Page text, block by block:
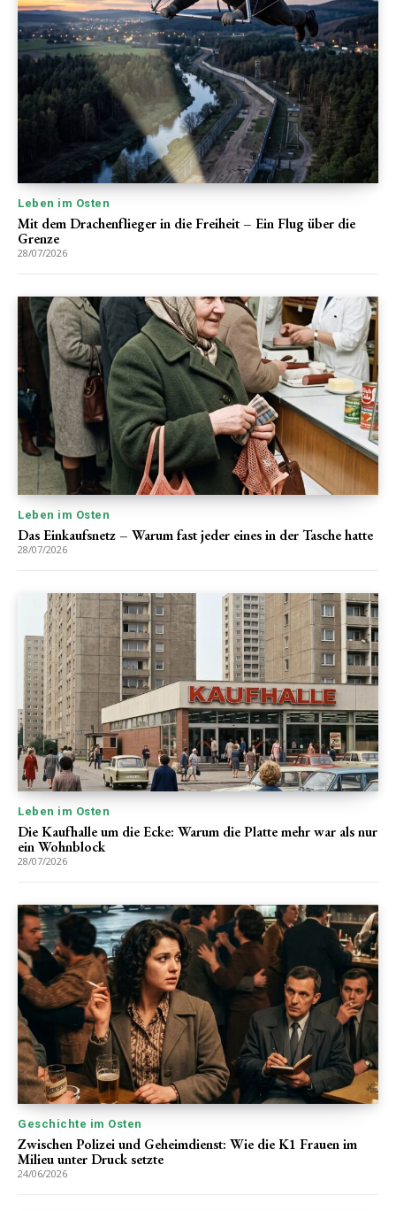
Leben im Osten
Mit dem Drachenflieger in die Freiheit – Ein Flug über die
Grenze
28/07/2026
Leben im Osten
Das Einkaufsnetz – Warum fast jeder eines in der Tasche hatte
28/07/2026
Leben im Osten
Die Kaufhalle um die Ecke: Warum die Platte mehr war als nur
ein Wohnblock
28/07/2026
Geschichte im Osten
Zwischen Polizei und Geheimdienst: Wie die K1 Frauen im
Milieu unter Druck setzte
24/06/2026